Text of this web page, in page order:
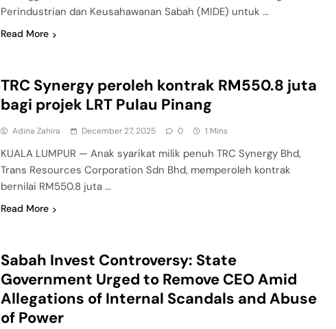
Perindustrian dan Keusahawanan Sabah (MIDE) untuk …
Read More
TRC Synergy peroleh kontrak RM550.8 juta
bagi projek LRT Pulau Pinang
Adina Zahira December 27, 2025 0 1 Mins
KUALA LUMPUR — Anak syarikat milik penuh TRC Synergy Bhd,
Trans Resources Corporation Sdn Bhd, memperoleh kontrak
bernilai RM550.8 juta …
Read More
Sabah Invest Controversy: State
Government Urged to Remove CEO Amid
Allegations of Internal Scandals and Abuse
of Power